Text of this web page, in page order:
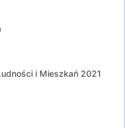
i Mieszkań 2021